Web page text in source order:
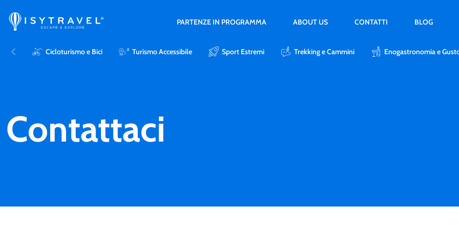
PARTENZE IN PROGRAMMA ABOUT US CONTATTI BLOG
Cicloturismo e Bici Turismo Accessibile Sport Estremi Trekking e Cammini Enogastronomia e
Contattaci